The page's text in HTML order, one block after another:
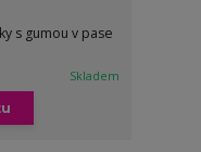
s gumou v pase
Skladem